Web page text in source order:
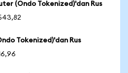
(Ondo Tokenized)'dan Rus
Tokenized)'dan Rus